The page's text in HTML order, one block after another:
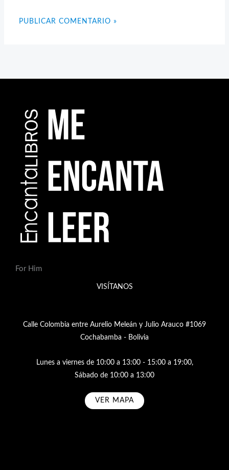
For Him
VISÍTANOS
Calle Colombia entre Aurelio Meleán y Julio Arauco #1069
Cochabamba - Bolivia
Lunes a viernes de 10:00 a 13:00 - 15:00 a 19:00,
Sábado de 10:00 a 13:00
VER MAPA